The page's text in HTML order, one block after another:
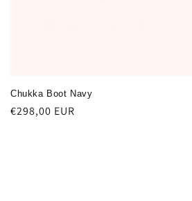
Chukka Boot Navy
Regular
€298,00 EUR